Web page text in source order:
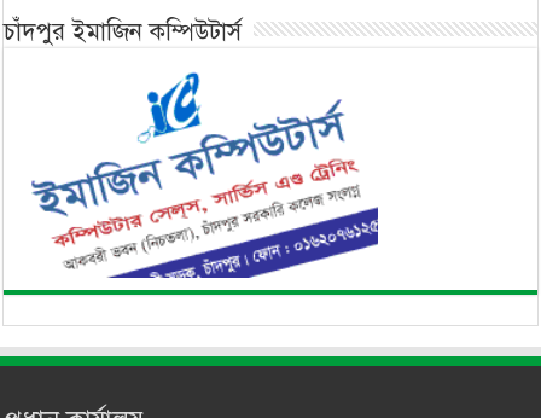
চাঁদপুর ইমাজিন কম্পিউটার্স